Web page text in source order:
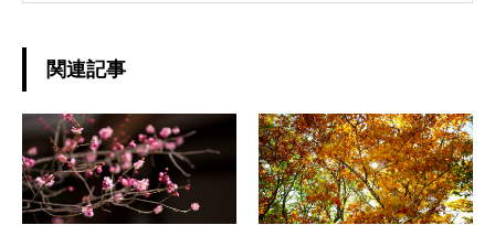
関連記事